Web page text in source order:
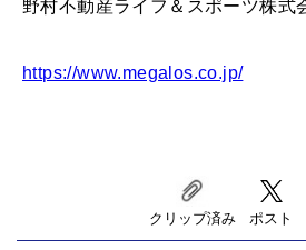
野村不動産ライフ＆スポーツ株式
https://www.megalos.co.jp/
クリップ済み ポスト